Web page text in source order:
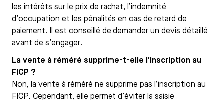
les intérêts sur le prix de rachat, l’indemnité
d’occupation et les pénalités en cas de retard de
paiement. Il est conseillé de demander un devis détaillé
avant de s’engager.
La vente à réméré supprime-t-elle l’inscription au
FICP ?
Non, la vente à réméré ne supprime pas l’inscription au
FICP. Cependant, elle permet d’éviter la saisie